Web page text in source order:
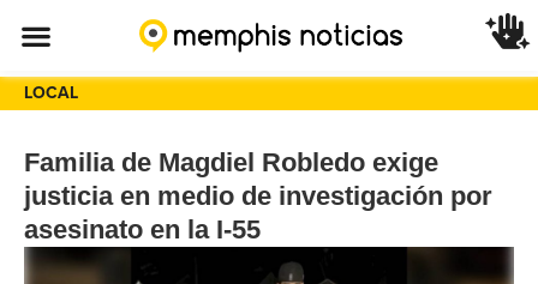
LOCAL
Familia de Magdiel Robledo exige
justicia en medio de investigación por
asesinato en la I-55